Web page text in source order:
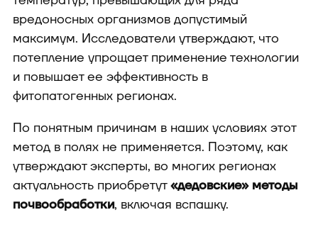
вредоносных организмов допустимый
максимум. Исследователи утверждают, что
потепление упрощает применение технологии
и повышает ее эффективность в
фитопатогенных регионах.
По понятным причинам в наших условиях этот
метод в полях не применяется. Поэтому, как
утверждают эксперты, во многих регионах
актуальность приобретут«дедовские» методы
почвообработки, включая вспашку.